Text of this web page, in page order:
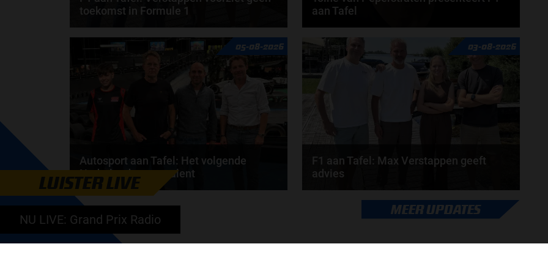
toekomst in Formule 1
Max Verstappen wil géén Formule 1-team, de FIA en
de motorfabrikanten zaten niet op één lijn en...
de redactie van Grand Prix Radio
aan Tafel
Rob van Someren, Beitske Visser en Frans
Verschuur schuiven aan in de nieuwe F1 aan Tafel.
Iedere...
door
05-08-2026
Autosport aan Tafel: Het volgende
Nederlandse racetalent
Hoe klim je naar te top in de racewereld? Wat is er
nodig om alles uit je carrière te halen? En hoe...
de redactie van Grand Prix Radio
03-08-2026
F1 aan Tafel: Max Verstappen geeft
advies
Max Verstappen adviseert Red Bull. Gaat George
Russell weg bij Mercedes? En moet de budgetcap...
MEER UPDATES
LUISTER LIVE
NU LIVE: Grand Prix Radio